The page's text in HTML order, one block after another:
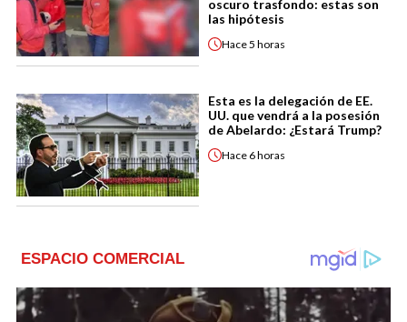
oscuro trasfondo: estas son
las hipótesis
Hace5 horas
Esta es la delegación de EE.
UU. que vendrá a la posesión
de Abelardo: ¿Estará Trump?
Hace 6 horas